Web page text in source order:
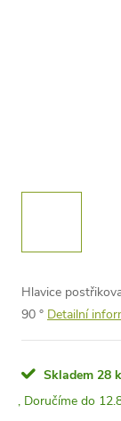
Hlavice
90 ° Detailní
Skladem 28